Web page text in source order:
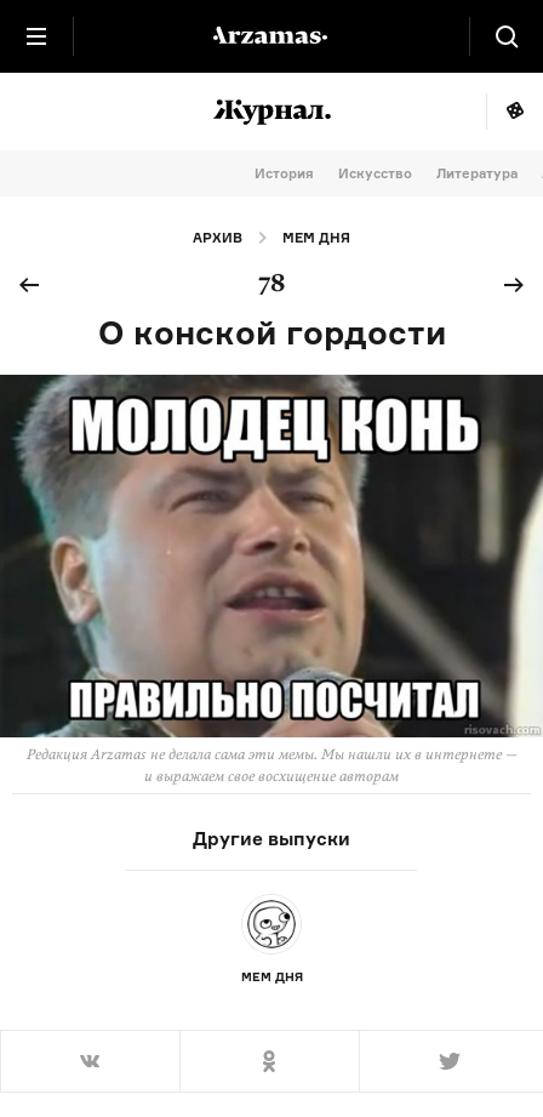
История Искусство Литература
АРХИВ МЕМ ДНЯ
78
О конской гордости
Редакция Arzamas не делала сама эти мемы. Мы нашли их в интернете —
и выражаем свое восхищение авторам
Другие выпуски
МЕМ ДНЯ